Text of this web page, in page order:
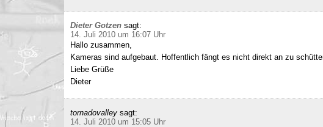
Dieter Gotzen sagt:
14. Juli 2010 um 16:07 Uhr
Hallo zusammen,
Kameras sind aufgebaut. Hoffentlich fängt es nicht direkt an zu
Liebe Grüße
Dieter
tornadovalley sagt:
14. Juli 2010 um 15:05 Uhr